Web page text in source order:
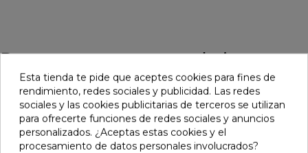
Pensamos que te puede interesar
favorite favorite favorite
Esta tienda te pide que aceptes cookies para fines de
rendimiento, redes sociales y publicidad. Las redes
sociales y las cookies publicitarias de terceros se utilizan
para ofrecerte funciones de redes sociales y anuncios
personalizados. ¿Aceptas estas cookies y el
procesamiento de datos personales involucrados?